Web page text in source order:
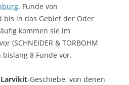
. Funde von
bis in das Gebiet der Oder
kommen sie im
(SCHNEIDER & TORBOHM
bislang 8 Funde vor.
Larvikit-Geschiebe, von denen